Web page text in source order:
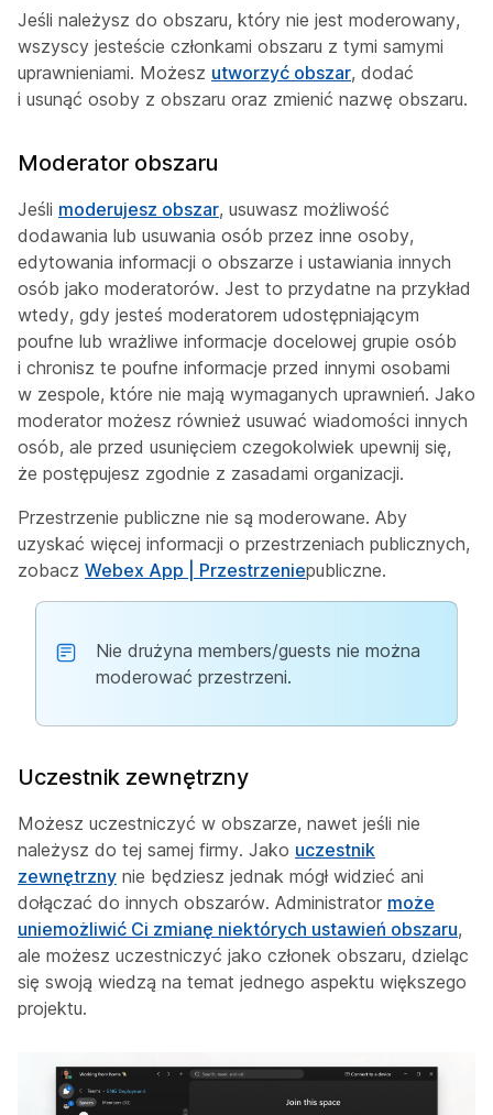
Jeśli należysz do obszaru, który nie jest moderowany,
wszyscy jesteście członkami obszaru z tymi samymi
uprawnieniami. Możesz utworzyć obszar, dodać
i usunąć osoby z obszaru oraz zmienić nazwę obszaru.
Moderator obszaru
Jeśli moderujesz obszar, usuwasz możliwość
dodawania lub usuwania osób przez inne osoby,
edytowania informacji o obszarze i ustawiania innych
osób jako moderatorów. Jest to przydatne na przykład
wtedy, gdy jesteś moderatorem udostępniającym
poufne lub wrażliwe informacje docelowej grupie osób
i chronisz te poufne informacje przed innymi osobami
w zespole, które nie mają wymaganych uprawnień. Jako
moderator możesz również usuwać wiadomości innych
osób, ale przed usunięciem czegokolwiek upewnij się,
że postępujesz zgodnie z zasadami organizacji.
Przestrzenie publiczne nie są moderowane. Aby
uzyskać więcej informacji o przestrzeniach publicznych,
zobacz Webex App | Przestrzeniepubliczne.
Nie drużyna members/guests nie można
moderować przestrzeni.
Uczestnik zewnętrzny
Możesz uczestniczyć w obszarze, nawet jeśli nie
należysz do tej samej firmy. Jako uczestnik
zewnętrzny nie będziesz jednak mógł widzieć ani
dołączać do innych obszarów. Administrator może
uniemożliwić Ci zmianę niektórych ustawień obszaru,
ale możesz uczestniczyć jako członek obszaru, dzieląc
się swoją wiedzą na temat jednego aspektu większego
projektu.